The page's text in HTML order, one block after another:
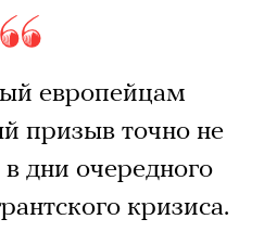
европейцам
призыв точно не
дни очередного
кризиса.